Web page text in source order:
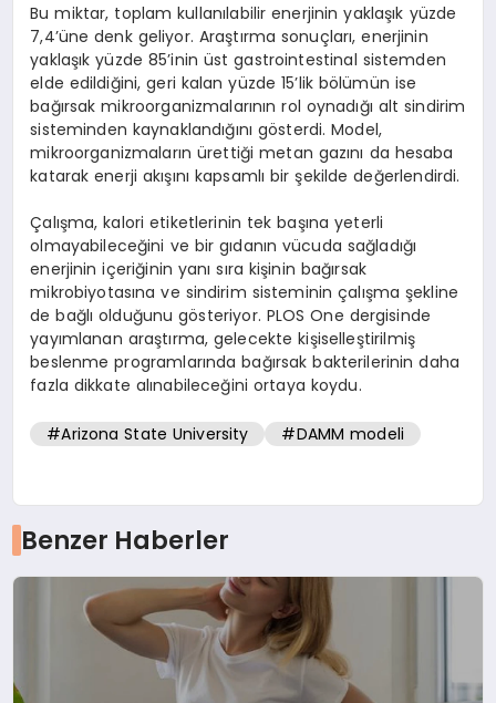
Bu miktar, toplam kullanılabilir enerjinin yaklaşık yüzde
7,4’üne denk geliyor. Araştırma sonuçları, enerjinin
yaklaşık yüzde 85’inin üst gastrointestinal sistemden
elde edildiğini, geri kalan yüzde 15’lik bölümün ise
bağırsak mikroorganizmalarının rol oynadığı alt sindirim
sisteminden kaynaklandığını gösterdi. Model,
mikroorganizmaların ürettiği metan gazını da hesaba
katarak enerji akışını kapsamlı bir şekilde değerlendirdi.
Çalışma, kalori etiketlerinin tek başına yeterli
olmayabileceğini ve bir gıdanın vücuda sağladığı
enerjinin içeriğinin yanı sıra kişinin bağırsak
mikrobiyotasına ve sindirim sisteminin çalışma şekline
de bağlı olduğunu gösteriyor. PLOS One dergisinde
yayımlanan araştırma, gelecekte kişiselleştirilmiş
beslenme programlarında bağırsak bakterilerinin daha
fazla dikkate alınabileceğini ortaya koydu.
#Arizona State University #DAMM modeli
Benzer Haberler